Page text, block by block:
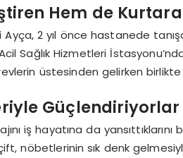
Hem de
Ayça, 2 yıl önce hastanede
Sağlık Hizmetleri
üstesinden gelirken birlikte
Güçlendiriyorlar
iş hayatına da
nöbetlerinin sık denk